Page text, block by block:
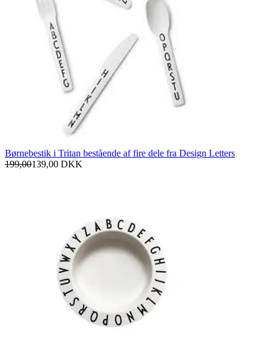
Børnebestik i Tritan bestående af fire dele fra Design Letters
199,00139,00 DKK